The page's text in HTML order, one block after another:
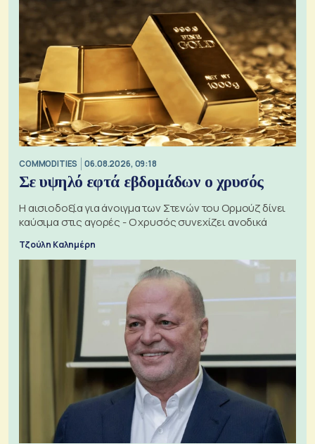
COMMODITIES 06.08.2026, 09:18
Σε υψηλό εφτά εβδομάδων ο χρυσός
Η αισιοδοξία για άνοιγμα των Στενών του Ορμούζ δίνει
καύσιμα στις αγορές - Ο χρυσός συνεχίζει ανοδικά
Τζούλη Καλημέρη